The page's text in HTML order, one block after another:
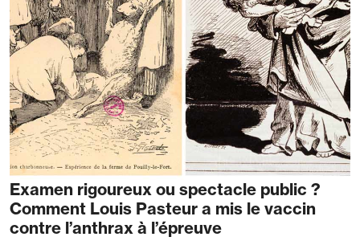
Examen rigoureux ou spectacle public ?
Comment Louis Pasteur a mis le vaccin
contre l’anthrax à l’épreuve